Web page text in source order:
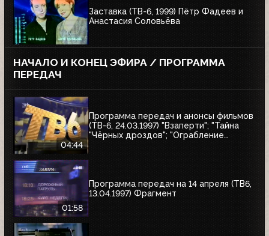
Заставка (ТВ-6, 1999) Пётр Фадеев и
Анастасия Соловьёва
НАЧАЛО И КОНЕЦ ЭФИРА / ПРОГРАММА
ПЕРЕДАЧ
04:44
Программа передач и анонсы фильмов
(ТВ-6, 24.03.1997) "Взаперти"; "Тайна
"Чёрных дроздов"; "Ограбление
01:58
Программа передач на 14 апреля (ТВ6,
13.04.1997) Фрагмент